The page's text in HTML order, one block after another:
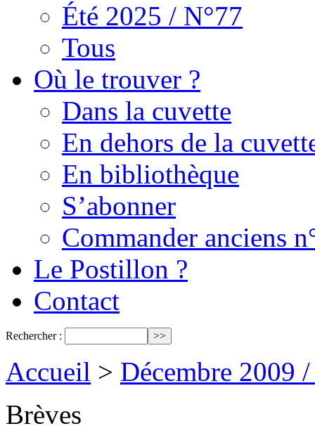
Été 2025 / N°77
Tous
Où le trouver ?
Dans la cuvette
En dehors de la
En bibliothèque
S’abonner
Commander anciens
Le Postillon ?
Contact
Rechercher :
Accueil > Décembre 2009
Brèves